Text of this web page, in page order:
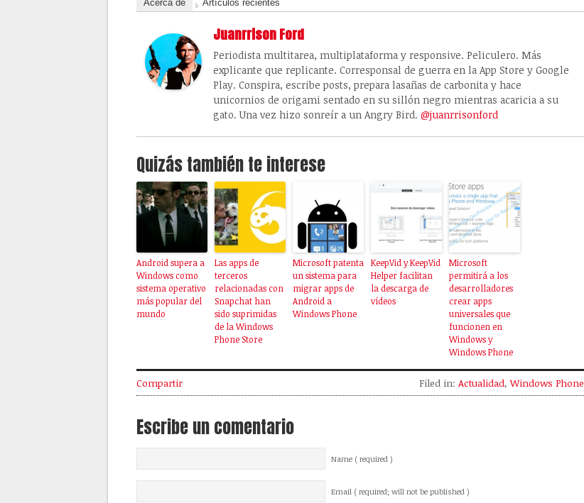
Acerca de Artículos recientes
Juanrrison Ford
Periodista multitarea, multiplataforma y responsive. Peliculero. Más
explicante que replicante. Corresponsal de guerra en la App Store y Google
Play. Conspira, escribe posts, prepara lasañas de carbonita y hace
unicornios de origami sentado en su sillón negro mientras acaricia a su
gato. Una vez hizo sonreír a un Angry Bird. @juanrrisonford
Quizás también te interese
Android supera a
Windows como
sistema operativo
más popular del
mundo
Las apps de
terceros
relacionadas con
Snapchat han
sido suprimidas
de la Windows
Phone Store
Microsoft patenta
un sistema para
migrar apps de
Android a
Windows Phone
KeepVid y KeepVid
Helper facilitan
la descarga de
vídeos
Microsoft
permitirá a los
desarrolladores
crear apps
universales que
funcionen en
Windows y
Windows Phone
Compartir Filed in: Actualidad,Windows Phone
Escribe un comentario
Name ( required )
Email ( required; will not be published )